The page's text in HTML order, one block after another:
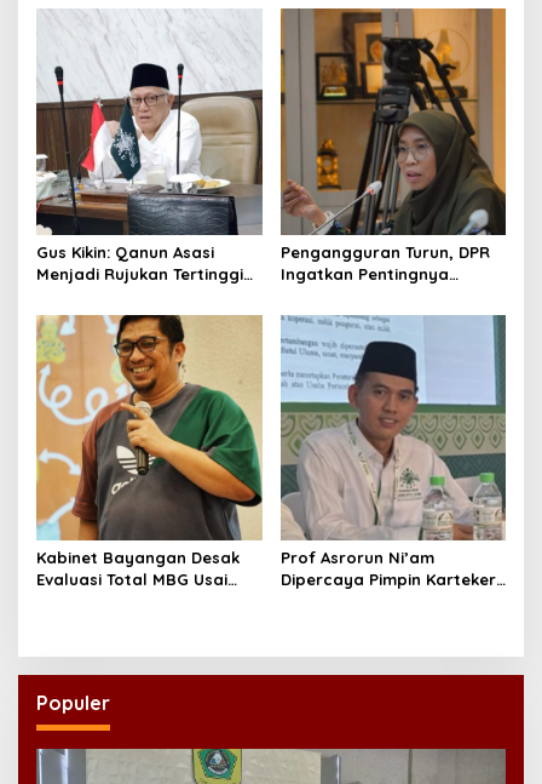
Penumpang Diturunkan
Gus Kikin: Qanun Asasi
Menjadi Rujukan Tertinggi
Pengangguran Turun, DPR
Ingatkan Pentingnya
yang Layak
Kabinet Bayangan Desak
Evaluasi Total MBG Usai
Prof Asrorun Ni’am
Dipercaya Pimpin Karteker
Populer